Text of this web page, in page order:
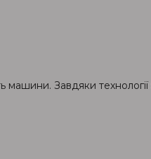
машини. Завдяки технології